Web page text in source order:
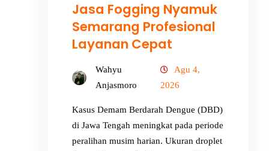
Jasa Fogging Nyamuk
Semarang Profesional
Layanan Cepat
Wahyu
Anjasmoro
Agu 4,
2026
Kasus Demam Berdarah Dengue (DBD)
di Jawa Tengah meningkat pada periode
peralihan musim harian. Ukuran droplet